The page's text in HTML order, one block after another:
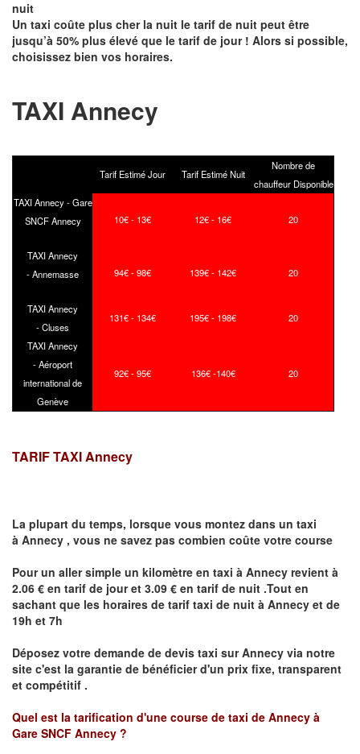
nuit
Un taxi coûte plus cher la nuit le tarif de nuit peut être
jusqu’à 50% plus élevé que le tarif de jour ! Alors si possible,
choisissez bien vos horaires.
TAXI Annecy
Tarif Estimé Jour Tarif Estimé Nuit
Nombre de
chauffeur Disponible
TAXI Annecy - Gare
SNCF Annecy
10€ - 13€ 12€ - 16€ 20
TAXI Annecy
- Annemasse
94€ - 98€ 139€ - 142€ 20
TAXI Annecy
- Cluses
131€ - 134€ 195€ - 198€ 20
TAXI Annecy
- Aéroport
international de
Genève
92€ - 95€ 136€ -140€ 20
TARIF TAXI Annecy
La plupart du temps, lorsque vous montez dans un taxi
à Annecy , vous ne savez pas combien coûte votre course
Pour un aller simple un kilomètre en taxi à Annecy revient à
2.06 € en tarif de jour et 3.09 € en tarif de nuit .Tout en
sachant que les horaires de tarif taxi de nuit à Annecy et de
19h et 7h
Déposez votre demande de devis taxi surAnnecy via notre
site c'est la garantie de bénéficier d'un prix fixe, transparent
et compétitif .
Quel est la tarification d'une course de taxi de Annecy à
Gare SNCF Annecy ?